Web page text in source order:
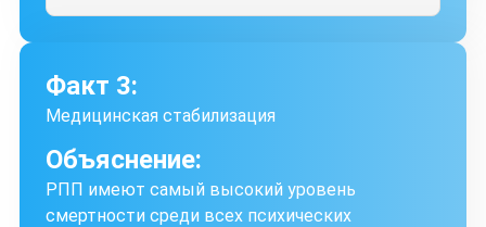
Факт 3:
Медицинская стабилизация
Объяснение:
РПП имеют самый высокий уровень
смертности среди всех психических